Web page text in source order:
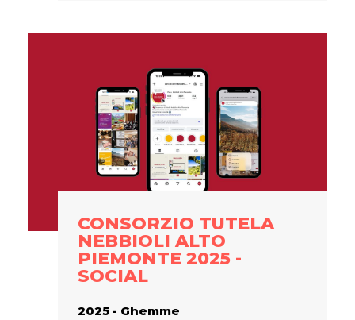
CONSORZIO TUTELA
NEBBIOLI ALTO
PIEMONTE 2025 -
SOCIAL
2025 - Ghemme